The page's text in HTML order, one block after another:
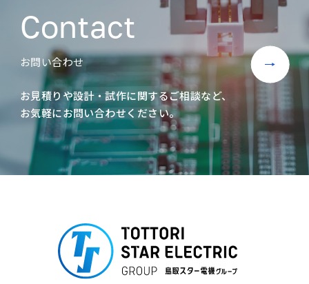
Contact
お問い合わせ
お見積りや設計・試作に関するご相談など、
お気軽にお問い合わせください。